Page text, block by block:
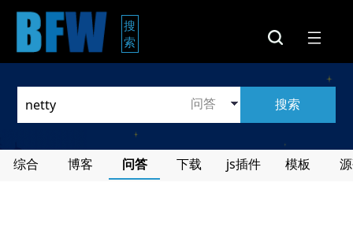
搜
索
搜索
综合 博客 问答 下载 js插件 模板